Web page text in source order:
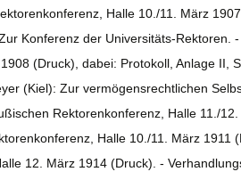
Halle 10./11. März
Konferenz der Universitäts-Rektoren. -
(Druck), dabei: Protokoll, Anlage II,
(Kiel): Zur vermögensrechtlichen
Rektorenkonferenz, Halle 11./
Halle 10./11. März 1911
12. März 1914 (Druck). -